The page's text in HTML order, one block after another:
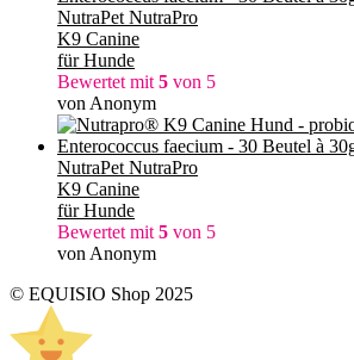
NutraPet NutraPro
K9 Canine
für Hunde
Bewertet mit 5 von 5
von Anonym
NutraPet NutraPro
K9 Canine
für Hunde
Bewertet mit 5 von 5
von Anonym
© EQUISIO Shop 2025